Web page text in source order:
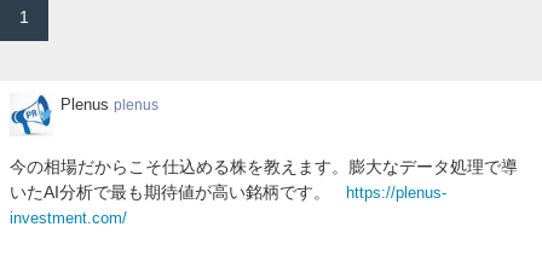
1
Plenus
Plenus plenus
今の相場だからこそ仕込める株を教えます。膨大なデータ処理で導
いたAI分析で最も期待値が高い銘柄です。
https://plenus-
investment.com/